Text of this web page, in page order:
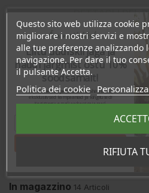
In magazzino 14 Articoli
Questo sito web utilizza cookie
migliorare i nostri servizi e
alle tue preferenze analizzando
navigazione. Per dare il tuo
il pulsante Accetta.
Politica dei cookie
RIFIUTA
Ära veel lahku!
Liitu uudiskirjaga ja
naudi järgmist ostu 10%
soodsamalt!
Sind ootavad spetsiaalsed allahindlused,
eksklusiivsed kampaaniad ja kingitused!
Registreeru e-maili aadressiga ja saad